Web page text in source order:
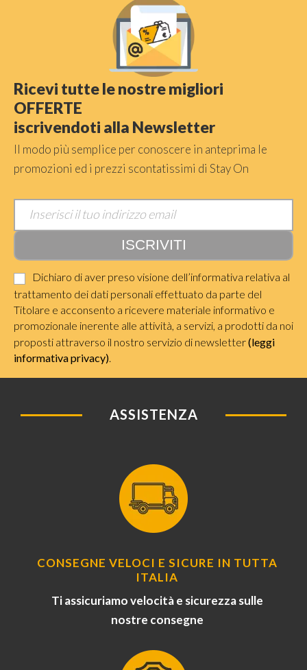
Ricevi tutte le nostre migliori
OFFERTE
iscrivendoti alla Newsletter
Il modo più semplice per conoscere in anteprima le
promozioni ed i prezzi scontatissimi di Stay On
Dichiaro di aver preso visione dell’informativa relativa al
trattamento dei dati personali effettuato da parte del
Titolare e acconsento a ricevere materiale informativo e
promozionale inerente alle attività, a servizi, a prodotti da noi
proposti attraverso il nostro servizio di newsletter(leggi
informativa privacy)
ASSISTENZA
CONSEGNE VELOCI E SICURE IN TUTTA
ITALIA
Ti assicuriamo velocità e sicurezza sulle
nostre consegne